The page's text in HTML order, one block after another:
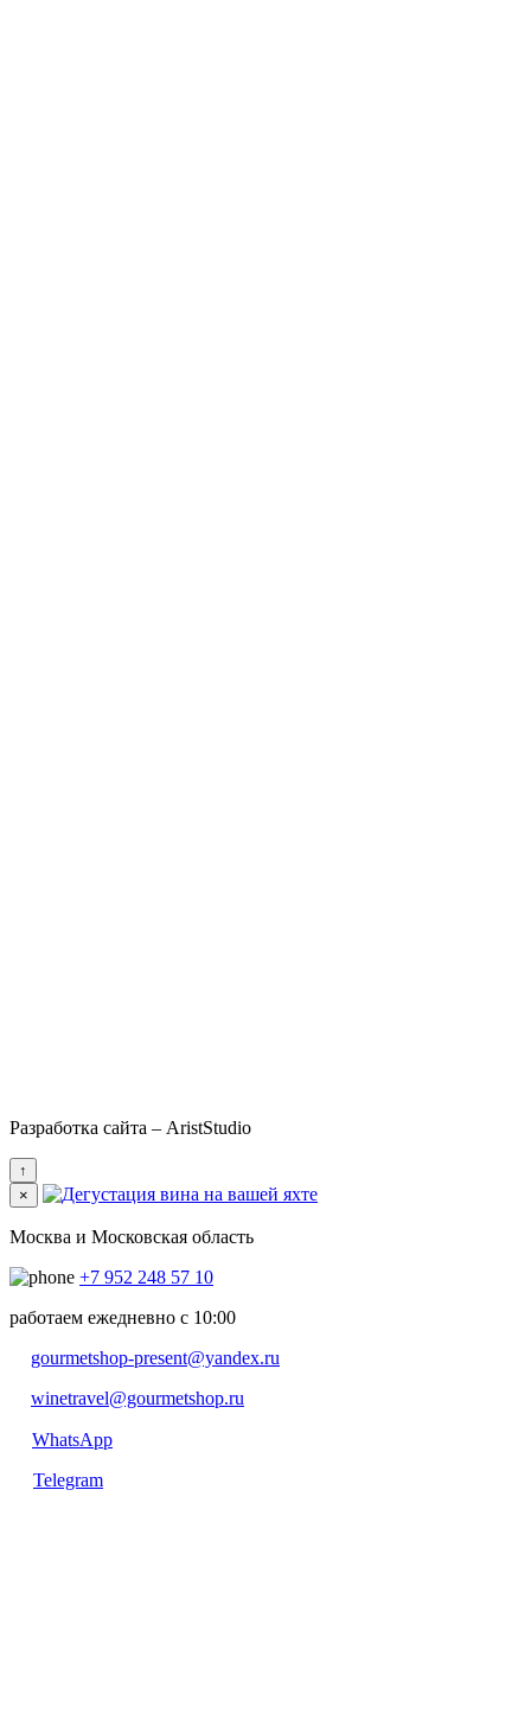
Разработка сайта – AristStudio
↑
×
Москва и Московская область
+7 952 248 57 10
работаем ежедневно с 10:00
gourmetshop-present@yandex.ru
winetravel@gourmetshop.ru
WhatsApp
Telegram